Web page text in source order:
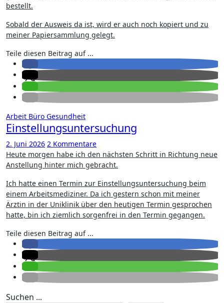
bestellt.
Sobald der Ausweis da ist, wird er auch noch kopiert und zu
meiner Papiersammlung gelegt.
Teile diesen Beitrag auf ...
Arbeit Büro Gesundheit
Einstellungsuntersuchung
2. Juni 2026 2 Kommentare
Heute morgen habe ich den nächsten Schritt in Richtung neue
Anstellung hinter mich gebracht.
Ich hatte einen Termin zur Einstellungsuntersuchung beim
einem Arbeitsmediziner. Da ich gestern schon mit meiner
Ärztin in der Uniklinik über den heutigen Termin gesprochen
hatte, bin ich ziemlich sorgenfrei in den Termin gegangen.
Teile diesen Beitrag auf ...
Suchen ...